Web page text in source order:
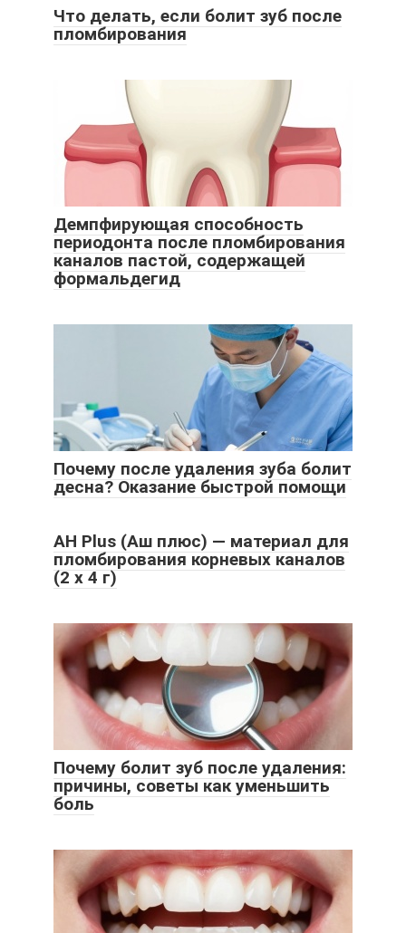
Что делать, если болит зуб после
пломбирования
Демпфирующая способность
периодонта после пломбирования
каналов пастой, содержащей
формальдегид
Почему после удаления зуба болит
десна? Оказание быстрой помощи
AH Plus (Аш плюс) — материал для
пломбирования корневых каналов
(2 х 4 г)
Почему болит зуб после удаления:
причины, советы как уменьшить
боль